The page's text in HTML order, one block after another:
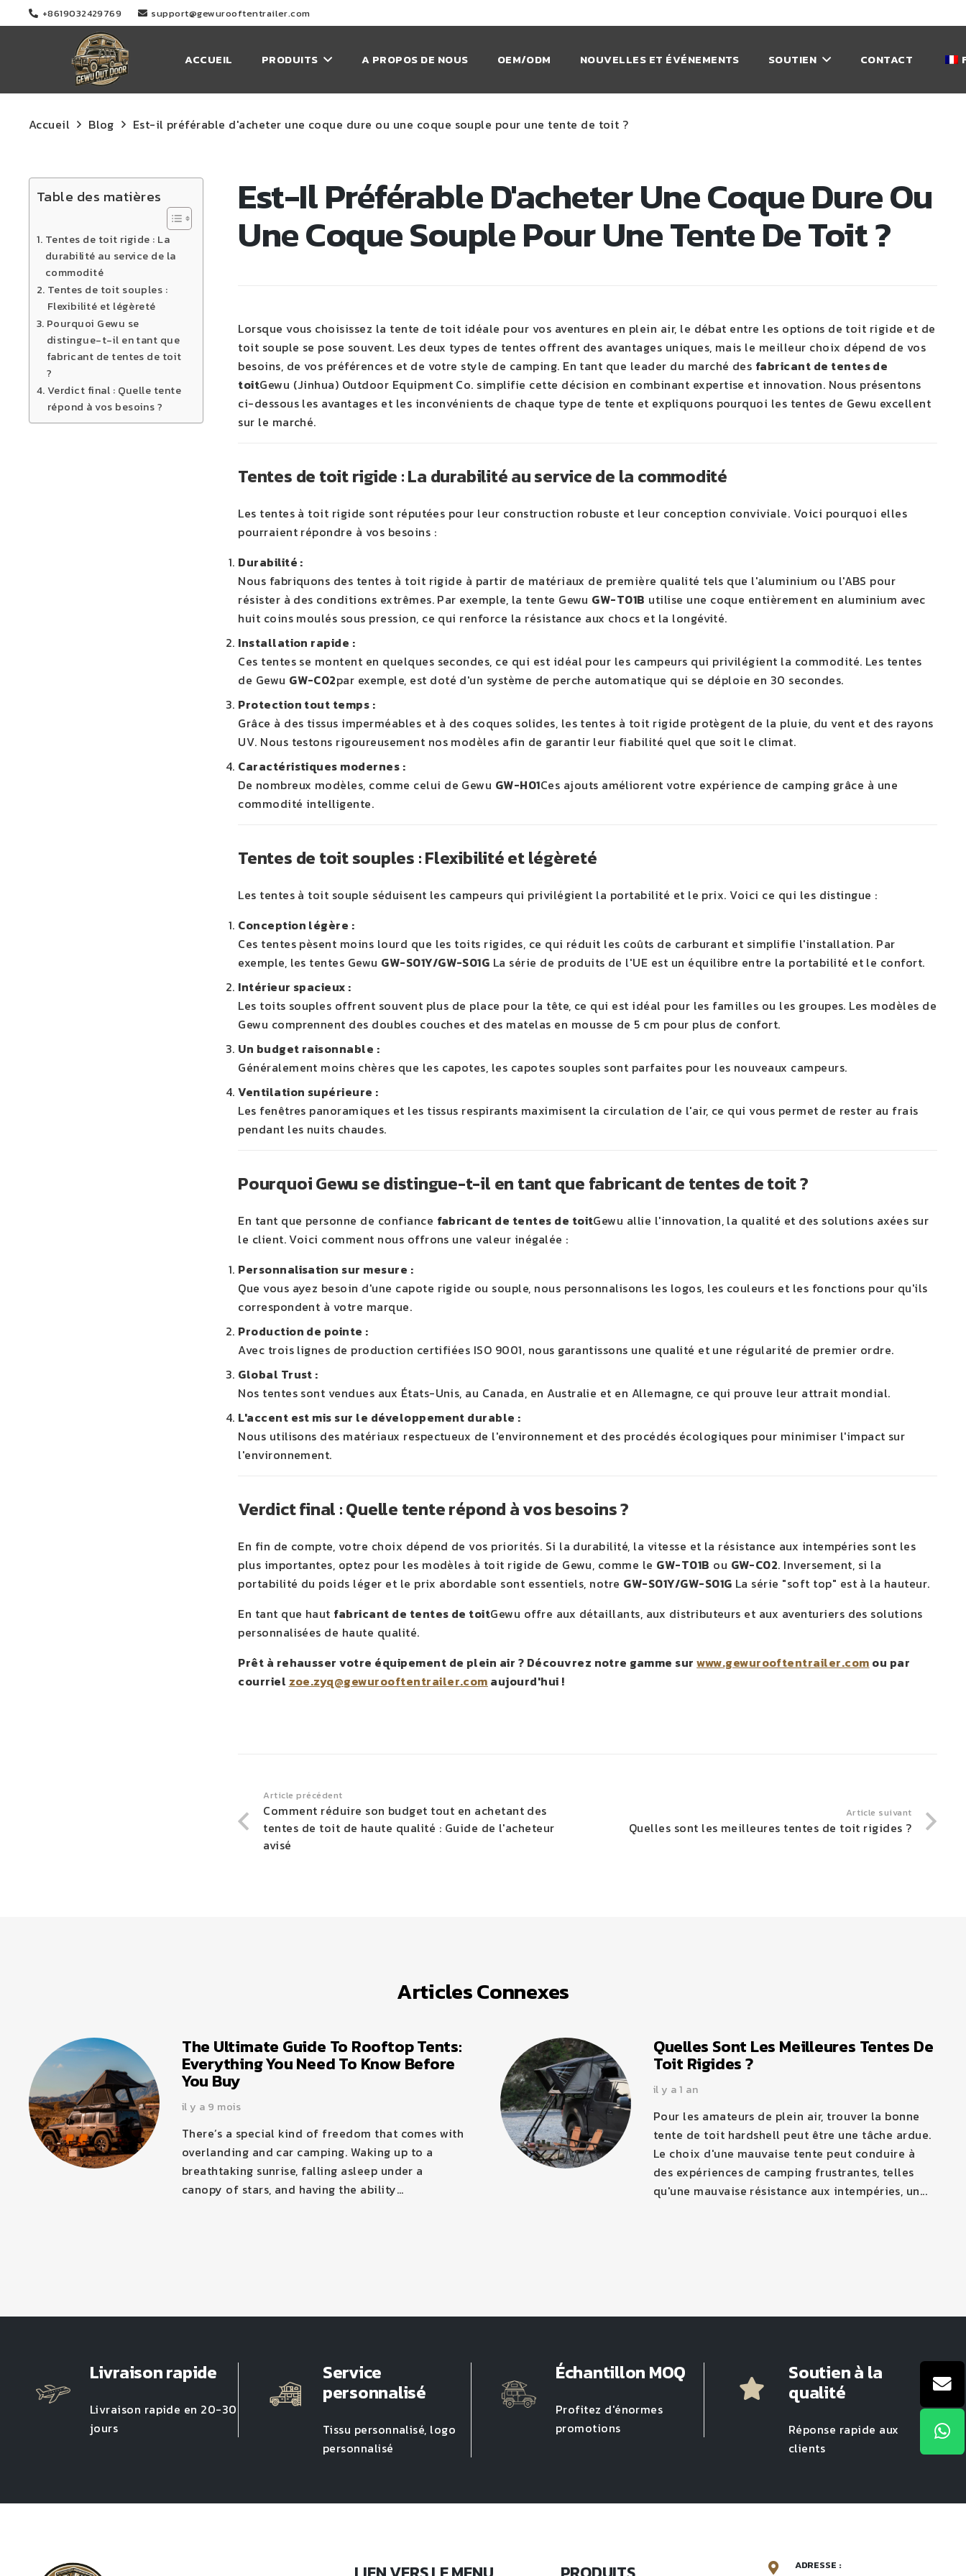
+8619032429769 support@gewurooftentrailer.com
ACCUEIL PRODUITS A PROPOS DE NOUS OEM/ODM NOUVELLES ET ÉVÉNEMENTS SOUTIEN CONTACT
Accueil Blog Est-il préférable d'acheter une coque dure ou une coque souple pour une tente de toit ?
Table des matières
Tentes de toit rigide : La
durabilité au service de la
commodité
Tentes de toit souples :
Flexibilité et légèreté
Pourquoi Gewu se
distingue-t-il en tant que
fabricant de tentes de toit
?
Verdict final : Quelle tente
répond à vos besoins ?
Est-Il Préférable D'acheter Une Coque Dure Ou
Une Coque Souple Pour Une Tente De Toit ?
Lorsque vous choisissez la tente de toit idéale pour vos aventures en plein air, le débat entre les options de toit rigide et de
toit souple se pose souvent. Les deux types de tentes offrent des avantages uniques, mais le meilleur choix dépend de vos
besoins, de vos préférences et de votre style de camping. En tant que leader du marché des fabricant de tentes de
toitGewu (Jinhua) Outdoor Equipment Co. simplifie cette décision en combinant expertise et innovation. Nous présentons
ci-dessous les avantages et les inconvénients de chaque type de tente et expliquons pourquoi les tentes de Gewu excellent
sur le marché.
Tentes de toit rigide : La durabilité au service de la commodité
Les tentes à toit rigide sont réputées pour leur construction robuste et leur conception conviviale. Voici pourquoi elles
pourraient répondre à vos besoins :
Durabilité :
Nous fabriquons des tentes à toit rigide à partir de matériaux de première qualité tels que l'aluminium ou l'ABS pour
résister à des conditions extrêmes. Par exemple, la tente Gewu GW-T01B utilise une coque entièrement en aluminium avec
huit coins moulés sous pression, ce qui renforce la résistance aux chocs et la longévité.
Installation rapide :
Ces tentes se montent en quelques secondes, ce qui est idéal pour les campeurs qui privilégient la commodité. Les tentes
de Gewu GW-C02par exemple, est doté d'un système de perche automatique qui se déploie en 30 secondes.
Protection tout temps :
Grâce à des tissus imperméables et à des coques solides, les tentes à toit rigide protègent de la pluie, du vent et des rayons
UV. Nous testons rigoureusement nos modèles afin de garantir leur fiabilité quel que soit le climat.
Caractéristiques modernes :
De nombreux modèles, comme celui de Gewu GW-H01Ces ajouts améliorent votre expérience de camping grâce à une
commodité intelligente.
Tentes de toit souples : Flexibilité et légèreté
Les tentes à toit souple séduisent les campeurs qui privilégient la portabilité et le prix. Voici ce qui les distingue :
Conception légère :
Ces tentes pèsent moins lourd que les toits rigides, ce qui réduit les coûts de carburant et simplifie l'installation. Par
exemple, les tentes Gewu GW-S01Y/GW-S01G La série de produits de l'UE est un équilibre entre la portabilité et le confort.
Intérieur spacieux :
Les toits souples offrent souvent plus de place pour la tête, ce qui est idéal pour les familles ou les groupes. Les modèles de
Gewu comprennent des doubles couches et des matelas en mousse de 5 cm pour plus de confort.
Un budget raisonnable :
Généralement moins chères que les capotes, les capotes souples sont parfaites pour les nouveaux campeurs.
Ventilation supérieure :
Les fenêtres panoramiques et les tissus respirants maximisent la circulation de l'air, ce qui vous permet de rester au frais
pendant les nuits chaudes.
Pourquoi Gewu se distingue-t-il en tant que fabricant de tentes de toit ?
En tant que personne de confiance fabricant de tentes de toitGewu allie l'innovation, la qualité et des solutions axées sur
le client. Voici comment nous offrons une valeur inégalée :
Personnalisation sur mesure :
Que vous ayez besoin d'une capote rigide ou souple, nous personnalisons les logos, les couleurs et les fonctions pour qu'ils
correspondent à votre marque.
Production de pointe :
Avec trois lignes de production certifiées ISO 9001, nous garantissons une qualité et une régularité de premier ordre.
Global Trust :
Nos tentes sont vendues aux États-Unis, au Canada, en Australie et en Allemagne, ce qui prouve leur attrait mondial.
L'accent est mis sur le développement durable :
Nous utilisons des matériaux respectueux de l'environnement et des procédés écologiques pour minimiser l'impact sur
l'environnement.
Verdict final : Quelle tente répond à vos besoins ?
En fin de compte, votre choix dépend de vos priorités. Si la durabilité, la vitesse et la résistance aux intempéries sont les
plus importantes, optez pour les modèles à toit rigide de Gewu, comme le GW-T01B ou GW-C02. Inversement, si la
portabilité du poids léger et le prix abordable sont essentiels, notre GW-S01Y/GW-S01G La série "soft top" est à la hauteur.
En tant que haut fabricant de tentes de toitGewu offre aux détaillants, aux distributeurs et aux aventuriers des solutions
personnalisées de haute qualité.
Prêt à rehausser votre équipement de plein air ? Découvrez notre gamme surwww.gewurooftentrailer.com ou par
courriel zoe.zyq@gewurooftentrailer.com aujourd'hui !
Article précédent
Comment réduire son budget tout en achetant des
tentes de toit de haute qualité : Guide de l'acheteur
avisé
Article suivant
Quelles sont les meilleures tentes de toit rigides ?
Articles Connexes
The Ultimate Guide To Rooftop Tents:
Everything You Need To Know Before
You Buy
il y a 9 mois
There’s a special kind of freedom that comes with
overlanding and car camping. Waking up to a
breathtaking sunrise, falling asleep under a
canopy of stars, and having the ability…
Quelles Sont Les Meilleures Tentes De
Toit Rigides ?
il y a 1 an
Pour les amateurs de plein air, trouver la bonne
tente de toit hardshell peut être une tâche ardue.
Le choix d'une mauvaise tente peut conduire à
des expériences de camping frustrantes, telles
qu'une mauvaise résistance aux intempéries, un...
Livraison rapide
Livraison rapide en 20-30
jours
Service
personnalisé
Tissu personnalisé, logo
personnalisé
Échantillon MOQ
Profitez d'énormes
promotions
Soutien à la
qualité
Réponse rapide aux
clients
ADRESSE :